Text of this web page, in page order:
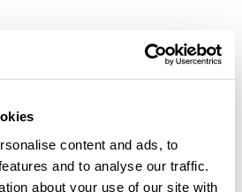
content and ads, to
and to analyse our traffic.
about your use of our site with
à ajouter un avis !
un avis